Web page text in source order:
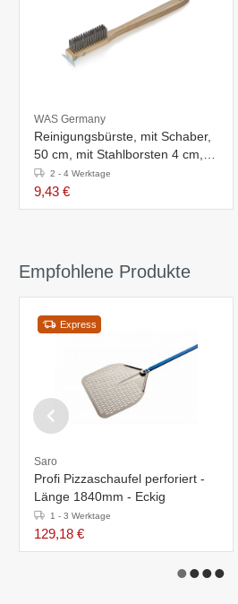
WAS Germany
Reinigungsbürste, mit Schaber,
50 cm, mit Stahlborsten 4 cm,
Holz, Stahl
2 - 4 Werktage
9,43 €
Empfohlene Produkte
Express
Saro
Profi Pizzaschaufel perforiert -
Länge 1840mm - Eckig
1 - 3 Werktage
129,18 €